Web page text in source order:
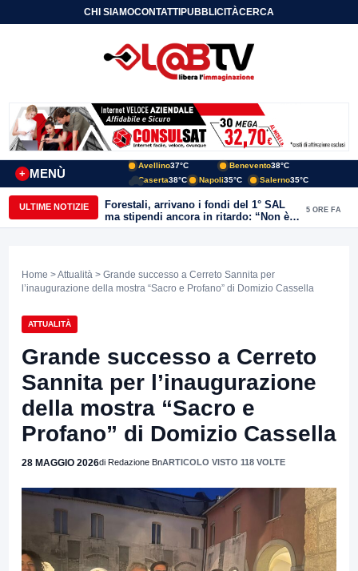
CHI SIAMOCONTATTIPUBBLICITÀCERCA
MENÙ
+
Avellino37°C Benevento38°C
Caserta38°C Napoli35°C Salerno35°C
ULTIME NOTIZIE
Forestali, arrivano i fondi del 1° SAL
ma stipendi ancora in ritardo: “Non è
più sostenibile”
5 ORE FA
Home >Attualità > Grande successo a Cerreto Sannita per
l’inaugurazione della mostra “Sacro e Profano” di Domizio Cassella
ATTUALITÀ
Grande successo a Cerreto
Sannita per l’inaugurazione
della mostra “Sacro e
Profano” di Domizio Cassella
28 MAGGIO 2026di Redazione BnARTICOLO VISTO 118 VOLTE